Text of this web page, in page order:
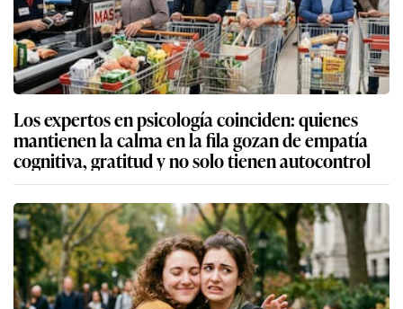
Los expertos en psicología coinciden: quienes
mantienen la calma en la fila gozan de empatía
cognitiva, gratitud y no solo tienen autocontrol